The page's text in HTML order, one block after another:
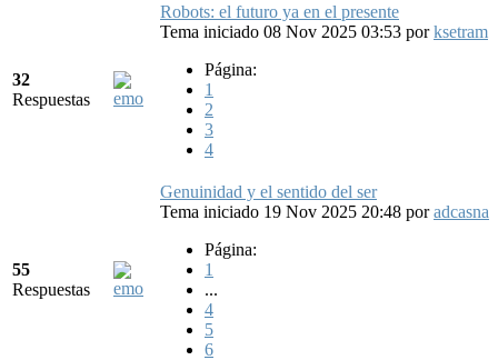
32
Respuestas
Robots: el futuro ya en el presente
Tema iniciado 08 Nov 2025 03:53 porksetram
Página:
1
2
3
4
55
Respuestas
Genuinidad y el sentido del ser
Tema iniciado 19 Nov 2025 20:48 poradcasna
Página:
1
...
4
5
6